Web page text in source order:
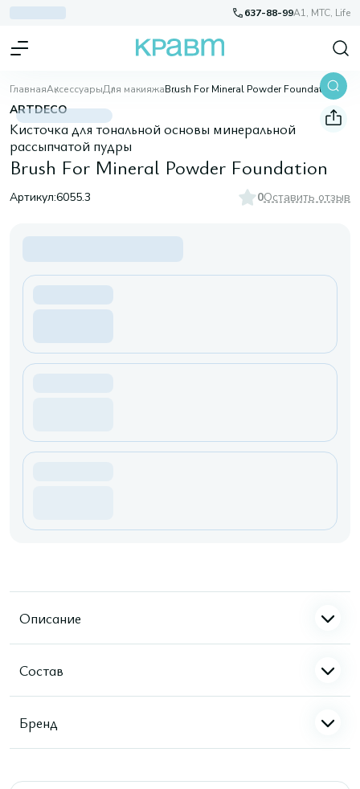
637-88-99A1, МТС, Life
ГлавнаяАксессуарыДля макияжаBrush For Mineral Powder Foundation
ARTDECO
Кисточка для тональной основы минеральной
рассыпчатой пудры
Brush For Mineral Powder Foundation
Артикул:6055.3 0Оставить отзыв
Описание
Состав
Бренд